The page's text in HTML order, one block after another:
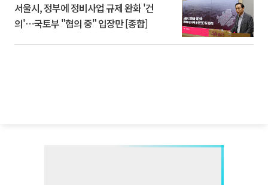
서울시, 정부에 정비사업 규제 완화 '건
의'⋯국토부 "협의 중" 입장만 [종합]